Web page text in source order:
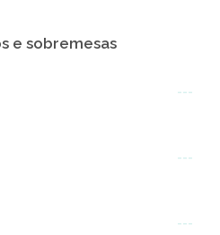
e sobremesas
---
---
---